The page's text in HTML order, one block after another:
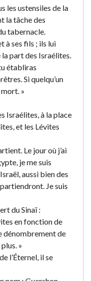
les ustensiles de la
la tâche des
tabernacle.
à ses fils ; ils lui
part des Israélites.
établiras
Si quelqu’un
»
Israélites, à la place
et les Lévites
Le jour où j’ai
je me suis
aussi bien des
Je suis
du Sinaï :
en fonction de
dénombrement de
»
l’Éternel, il se